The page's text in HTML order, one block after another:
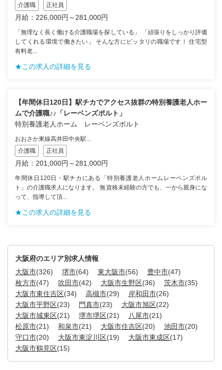
介護職
正社員
月給：226,000円～281,000円
「無理なく長く働ける介護職場を探している」 「頑張りをしっかり評価
してくれる環境で働きたい」 そんな方にピッタリの職場です！ 住宅型
有料老...
★この求人の詳細を見る
【年間休日120日】駅チカでアクセス抜群の特別養護老人ホー
ムで介護職♪♪「レーベンズポルト」
特別養護老人ホーム レーベンズポルト
おおさか東線高井田中央駅...
介護職
正社員
月給：201,000円～281,000円
年間休日120日・駅チカにある「特別養護老人ホームレーベンズポル
ト」の介護職求人になります。 無資格未経験の方でも、一から親身にな
って、指導して頂...
★この求人の詳細を見る
大阪府のエリア別求人情報
大阪市(326) 堺市(64) 東大阪市(56) 豊中市(47)
枚方市(47) 吹田市(42) 大阪市生野区(36) 茨木市(35)
大阪市東住吉区(34) 高槻市(29) 岸和田市(26)
大阪市平野区(23) 門真市(23) 大阪市旭区(22)
大阪市城東区(21) 堺市堺区(21) 八尾市(21)
松原市(21) 和泉市(21) 大阪市住吉区(20) 池田市(20)
守口市(20) 大阪市東淀川区(19) 大阪市東成区(17)
大阪市鶴見区(15)